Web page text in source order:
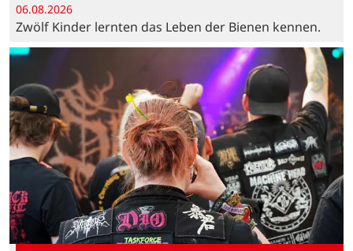
06.08.2026
Zwölf Kinder lernten das Leben der Bienen kennen.